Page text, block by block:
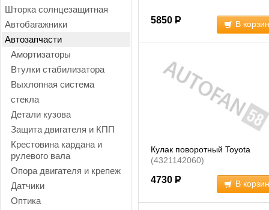
Шторка солнцезащитная
Автобагажники
Автозапчасти
Амортизаторы
Втулки стабилизатора
Выхлопная система
стекла
Детали кузова
Защита двигателя и КПП
Крестовина кардана и
рулевого вала
Опора двигателя и крепеж
Датчики
Оптика
5850 Р В
Кулак поворотный Toyota
(4321142060)
4730 Р В